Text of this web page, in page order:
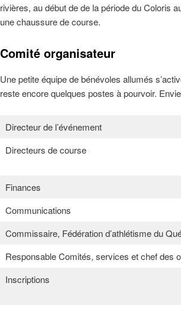
rivières, au début de de la période du Coloris
une chaussure de course.
Comité organisateur
Une petite équipe de bénévoles allumés
reste encore quelques postes à pourvoir.
Directeur de l’événement
Directeurs de course
Finances
Communications
Commissaire, Fédération d’athlétisme du
Responsable Comités, services et chef des
Inscriptions